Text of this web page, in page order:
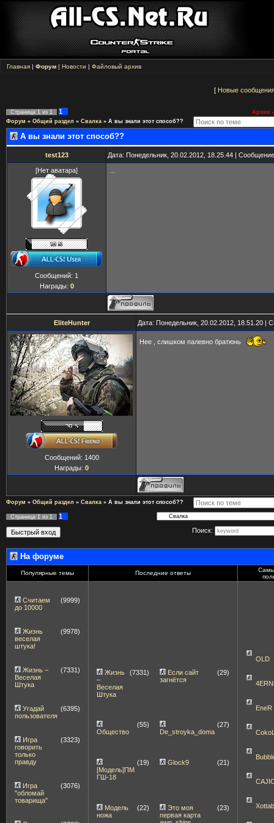
Главная | Форум | Новости | Файловый архив
[ Новые
Страница 1 из 1 1
Архив -
Форум » Общий раздел » Свалка » А вы знали этот способ??
А вы знали этот способ??
test123 Дата: Понедельник, 20.02.2012, 18.25.44 |
[Нет аватара]
Сообщений: 1
Награды: 0
EliteHunter Дата: Понедельник, 20.02.2012, 18.51.20 |
Сообщений: 1400
Награды: 0
Нее , слишком палевно братюнь
Форум » Общий раздел » Свалка » А вы знали этот способ??
Страница 1 из 1
1
Поиск:
На форуме
Популярные темы Последние ответы
Считаем
до 10000
(9999)
Жизнь
веселая
штука!
(9978)
Жизнь –
Веселая
Штука
(7331)
Угадай
пользователя
(6395)
Игра
говорить
только
правду
(3323)
Игра
"обломай
товарища"
(3076)
Жизнь
–
Веселая
Штука
(7331)
Если сайт
загнётся
(29)
Общество
(55)
De_stroyka_doma
(27)
[Модель]ПМ
ГШ-18
(19) Glock9 (21)
Модель
ножа
(22)
Это моя
первая карта
(23)
OLD
EneR